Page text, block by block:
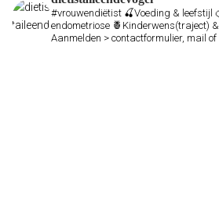
#vrouwendiëtist 🍒Voeding & leefstijl
endometriose 🍍Kinderwens(traject)
Aanmelden > contactformulier, mail of